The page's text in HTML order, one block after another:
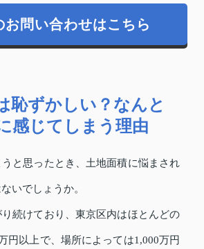
お問い合わせはこちら
恥ずかしい？なんと
感じてしまう理由
と思ったとき、土地面積に悩まされ
いでしょうか。
続けており、東京区内はほとんどの
円以上で、場所によっては1,000万円